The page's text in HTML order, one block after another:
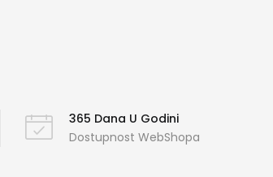
365 Dana U Godini
Dostupnost WebShopa